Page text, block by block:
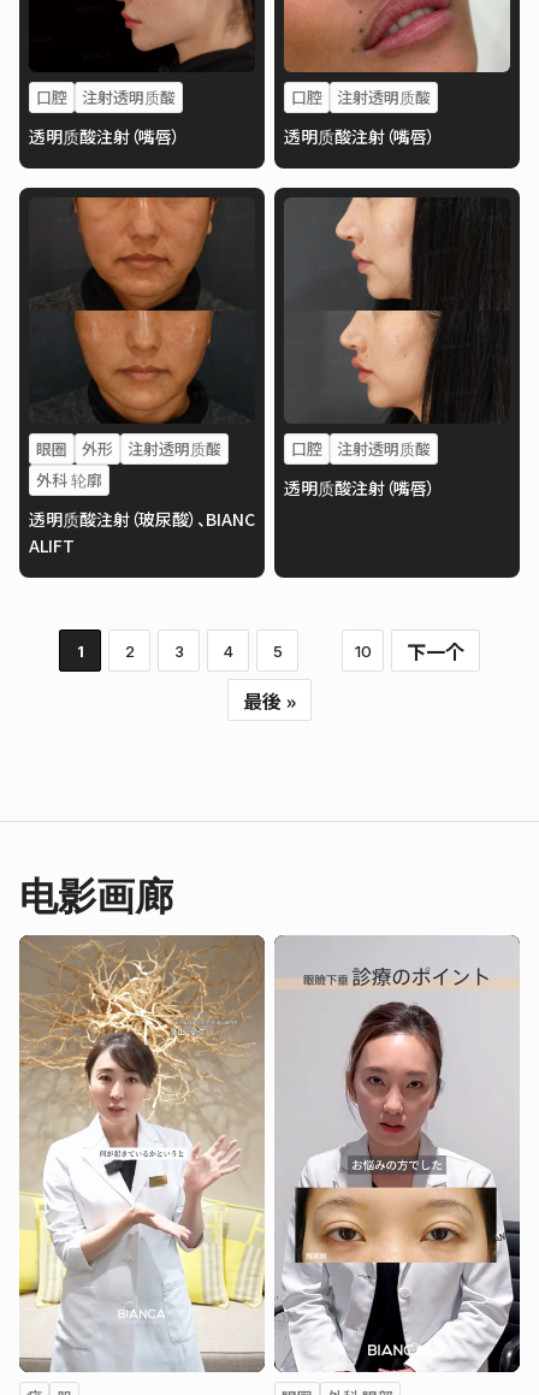
口腔 注射透明质酸
透明质酸注射（嘴唇）
口腔 注射透明质酸
透明质酸注射（嘴唇）
眼圈 外形
注射透明质酸
外科 轮廓
透明质酸注射（玻尿酸）、BIANC
ALIFT
口腔 注射透明质酸
透明质酸注射（嘴唇）
1 2 3 4 5 10
下一个
最後 »
电影画廊